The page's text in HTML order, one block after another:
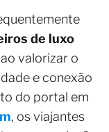
de luxo
valorizar o
e conexão
do portal em
, os viajantes